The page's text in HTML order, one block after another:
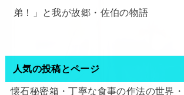
弟！」と我が故郷・佐伯の物語
人気の投稿とページ
懐石秘密箱・丁寧な食事の作法の世界